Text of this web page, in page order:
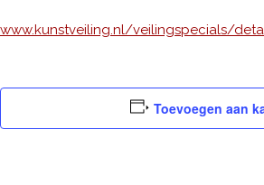
www.kunstveiling.nl/veilingspecials/
Toevoegen aan